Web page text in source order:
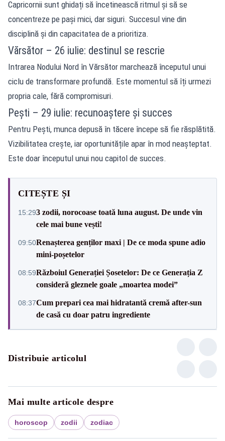
Capricornii sunt ghidați să încetinească ritmul și să se
concentreze pe pași mici, dar siguri. Succesul vine din
disciplină și din capacitatea de a prioritiza.
Vărsător – 26 iulie: destinul se rescrie
Intrarea Nodului Nord în Vărsător marchează începutul unui
ciclu de transformare profundă. Este momentul să îți urmezi
propria cale, fără compromisuri.
Pești – 29 iulie: recunoaștere și succes
Pentru Pești, munca depusă în tăcere începe să fie răsplătită.
Vizibilitatea crește, iar oportunitățile apar în mod neașteptat.
Este doar începutul unui nou capitol de succes.
CITEȘTE ȘI
15:293 zodii, norocoase toată luna august. De unde vin
cele mai bune vești!
09:50Renașterea genților maxi | De ce moda spune adio
mini-poșetelor
08:59Războiul Generației Șosetelor: De ce Generația Z
consideră gleznele goale „moartea modei”
08:37Cum prepari cea mai hidratantă cremă after-sun
de casă cu doar patru ingrediente
Distribuie articolul
Mai multe articole despre
horoscop zodii zodiac